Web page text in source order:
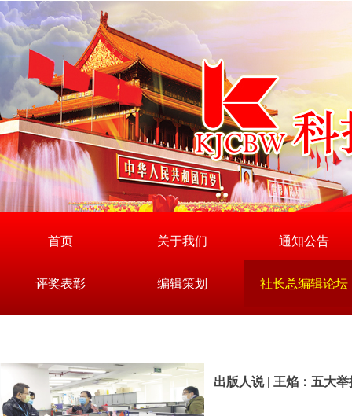
首页 关于我们 通知公告
评奖表彰 编辑策划 社长总编辑论坛
出版人说 | 王焰：五大